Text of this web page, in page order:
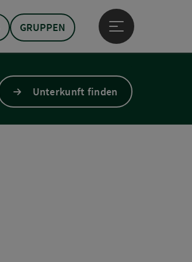
GRUPPEN
Hauptmenü öffnen
Unterkunft finden